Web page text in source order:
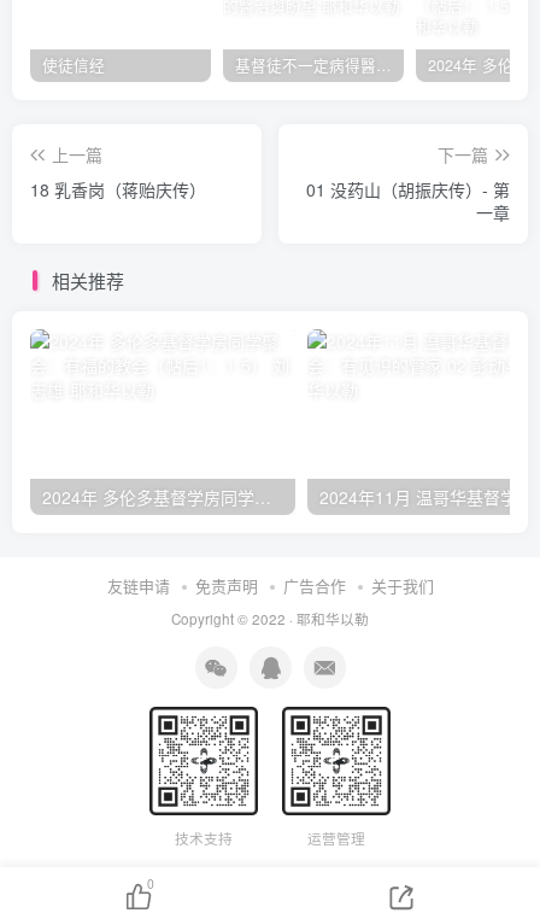
使徒信经 基督徒不一定病得醫治？寇紹恩牧師談基督徒的醫治與盼望
上一篇
18 乳香岗（蒋贻庆传）
下一篇
01 没药山（胡振庆传）- 第
一章
相关推荐
2024年 多伦多基督学房同学聚会：有福的教会（帖后1：1-5） 刘志雄
友链申请 免责声明 广告合作 关于我们
Copyright © 2022 · 耶和华以勒
技术支持 运营管理
0